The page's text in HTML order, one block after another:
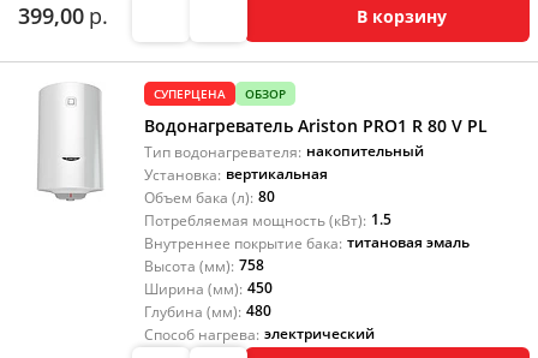
399,00 р. В корзину
СУПЕРЦЕНА ОБЗОР
Водонагреватель Ariston PRO1 R 80 V PL
Тип водонагревателя: накопительный
Установка: вертикальная
Объем бака (л): 80
Потребляемая мощность (кВт): 1.5
Внутреннее покрытие бака: титановая эмаль
Высота (мм): 758
Ширина (мм): 450
Глубина (мм): 480
Способ нагрева: электрический